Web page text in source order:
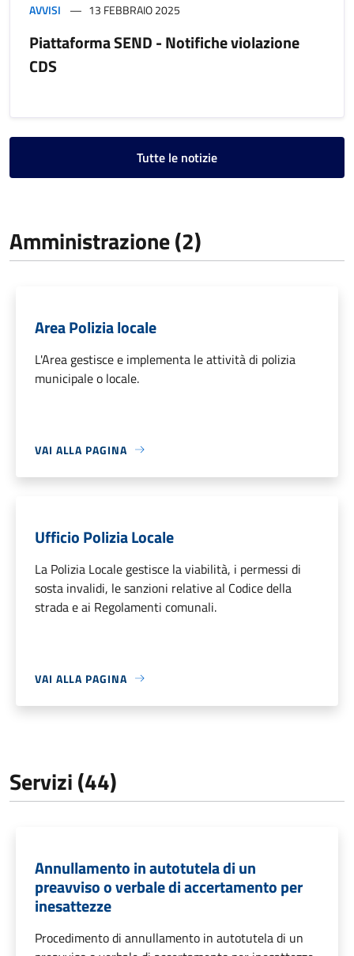
AVVISI 13 FEBBRAIO 2025
Piattaforma SEND - Notifiche violazione
CDS
Tutte le notizie
Amministrazione (2)
Area Polizia locale
L'Area gestisce e implementa le attività di polizia
municipale o locale.
VAI ALLA PAGINA
Ufficio Polizia Locale
La Polizia Locale gestisce la viabilità, i permessi di
sosta invalidi, le sanzioni relative al Codice della
strada e ai Regolamenti comunali.
VAI ALLA PAGINA
Servizi (44)
Annullamento in autotutela di un
preavviso o verbale di accertamento per
inesattezze
Procedimento di annullamento in autotutela di un